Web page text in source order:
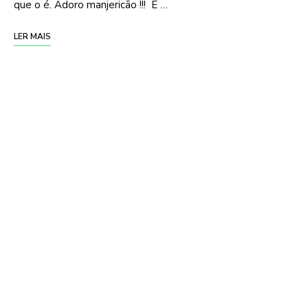
que o é. Adoro manjericão !!! E …
LER MAIS